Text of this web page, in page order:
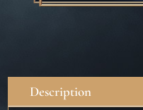
de
Voyage
Description